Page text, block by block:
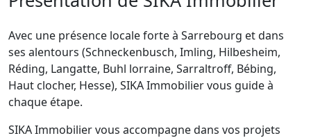
Avec une présence locale forte à Sarrebourg et dans
ses alentours (Schneckenbusch, Imling, Hilbesheim,
Réding, Langatte, Buhl lorraine, Sarraltroff, Bébing,
Haut clocher, Hesse), SIKA Immobilier vous guide à
chaque étape.
SIKA Immobilier vous accompagne dans vos projets